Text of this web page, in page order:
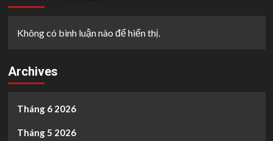
Không có bình luận nào để hiển thị.
Archives
Tháng 6 2026
Tháng 5 2026